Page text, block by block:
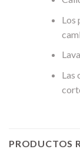
Los
Las
PRODUCTOS